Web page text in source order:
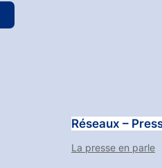
Réseaux –
La presse en parle